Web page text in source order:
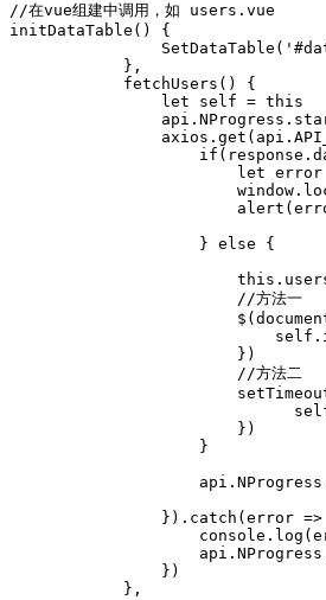
//在vue组建中调用，如 users.vue
initDataTable() {
            },
            fetchUsers() {
                let self = this
let
                    } else {
                        //方法一
                        })
                        //方法二
                        })
                    }
}).catch(error =>
                })
            },